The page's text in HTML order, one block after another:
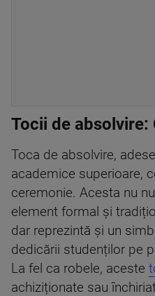
Tocii de
Toca de absolvire,
academice superioare,
ceremonie. Acesta nu
element formal și
dar reprezintă și un
dedicării studenților pe
La fel ca robele, aceste
achiziționate sau